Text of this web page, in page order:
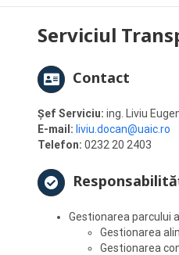
Serviciul
Contact
Șef Serviciu: ing. Liviu
E-mail: liviu.docan@uaic.ro
Telefon: 0232 20 2403
Gestionarea parcului
Gestionarea
Gestionarea